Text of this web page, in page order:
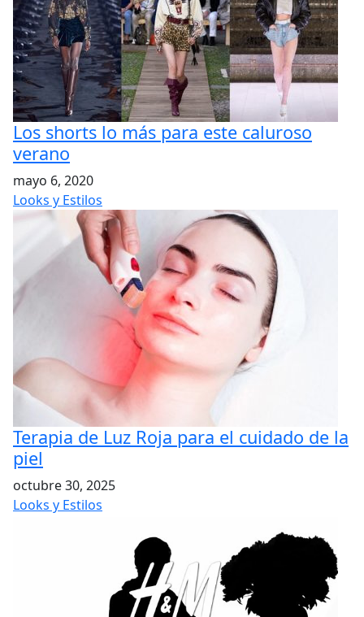
Los shorts lo más para este caluroso
verano
mayo 6, 2020
Looks y Estilos
Terapia de Luz Roja para el cuidado de la
piel
octubre 30, 2025
Looks y Estilos